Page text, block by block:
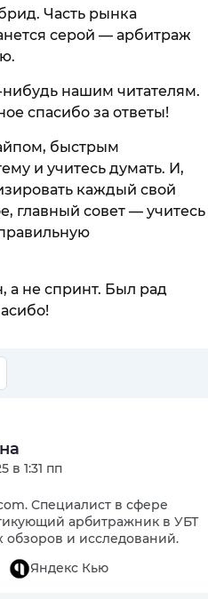
Часть рынка
серой — арбитраж
нашим читателям.
спасибо за ответы!
быстрым
и учитесь думать. И,
каждый свой
главный совет — учитесь
а не спринт. Был рад
в 1:31 пп
Специалист в сфере
арбитражник в УБТ
обзоров и исследований.
Яндекс Кью